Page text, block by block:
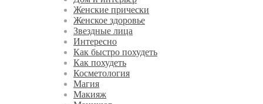
Женские прически
Женское здоровье
Звездные лица
Интересно
Как быстро похудеть
Как похудеть
Косметология
Магия
Макияж